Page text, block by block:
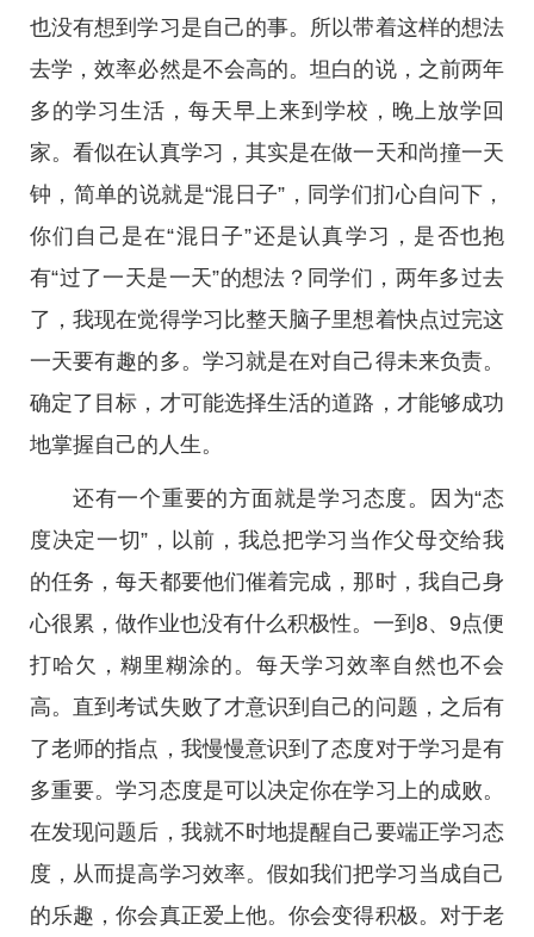
也没有想到学习是自己的事。所以带着这样的想法
去学，效率必然是不会高的。坦白的说，之前两年
多的学习生活，每天早上来到学校，晚上放学回
家。看似在认真学习，其实是在做一天和尚撞一天
钟，简单的说就是“混日子”，同学们扪心自问下，
你们自己是在“混日子”还是认真学习，是否也抱
有“过了一天是一天”的想法？同学们，两年多过去
了，我现在觉得学习比整天脑子里想着快点过完这
一天要有趣的多。学习就是在对自己得未来负责。
确定了目标，才可能选择生活的道路，才能够成功
地掌握自己的人生。
还有一个重要的方面就是学习态度。因为“态
度决定一切”，以前，我总把学习当作父母交给我
的任务，每天都要他们催着完成，那时，我自己身
心很累，做作业也没有什么积极性。一到8、9点便
打哈欠，糊里糊涂的。每天学习效率自然也不会
高。直到考试失败了才意识到自己的问题，之后有
了老师的指点，我慢慢意识到了态度对于学习是有
多重要。学习态度是可以决定你在学习上的成败。
在发现问题后，我就不时地提醒自己要端正学习态
度，从而提高学习效率。假如我们把学习当成自己
的乐趣，你会真正爱上他。你会变得积极。对于老